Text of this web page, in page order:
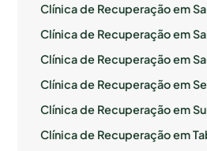
Clínica de Recuperação em
Clínica de Recuperação em
Clínica de Recuperação em
Clínica de Recuperação em
Clínica de Recuperação em
Clínica de Recuperação em